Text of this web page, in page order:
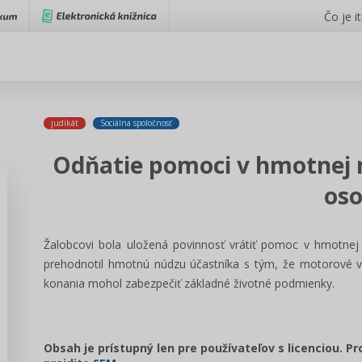
Čo je
judikát Sociálna spoločnosť
Odňatie pomoci v
Žalobcovi bola uložená povinnosť vrátiť pomoc v
prehodnotil hmotnú núdzu účastníka s tým, že
konania mohol zabezpečiť základné životné podmienky.
Obsah je prístupný len pre používateľov s licenciou.